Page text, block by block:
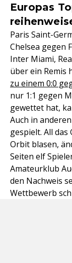
Europas
Paris Saint-
Chelsea gegen
Inter Miami,
über ein Remis
zu einem 0:0
nur 1:1 gegen
gewettet hat,
Auch in
gespielt. All das
Orbit blasen,
Seiten elf
Amateurklub
den Nachweis
Wettbewerb